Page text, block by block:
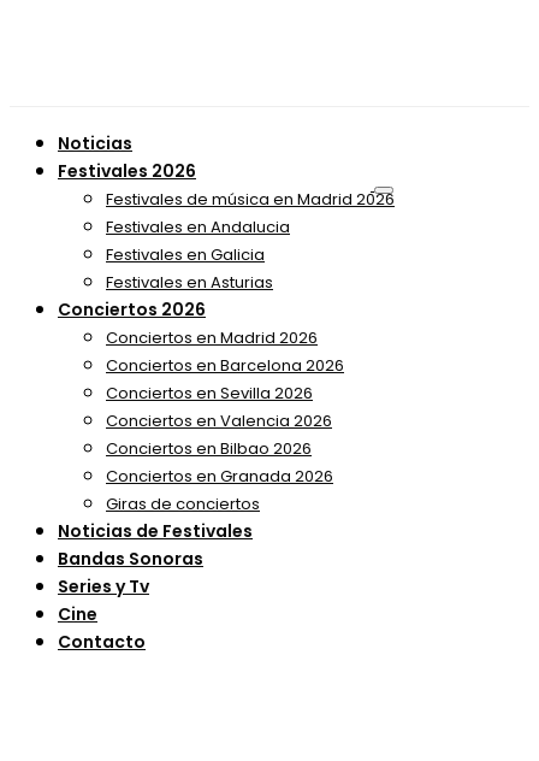
Noticias
Festivales 2026
Festivales de música en Madrid 2026
Festivales en Andalucia
Festivales en Galicia
Festivales en Asturias
Conciertos 2026
Conciertos en Madrid 2026
Conciertos en Barcelona 2026
Conciertos en Sevilla 2026
Conciertos en Valencia 2026
Conciertos en Bilbao 2026
Conciertos en Granada 2026
Giras de conciertos
Noticias de Festivales
Bandas Sonoras
Series y Tv
Cine
Contacto